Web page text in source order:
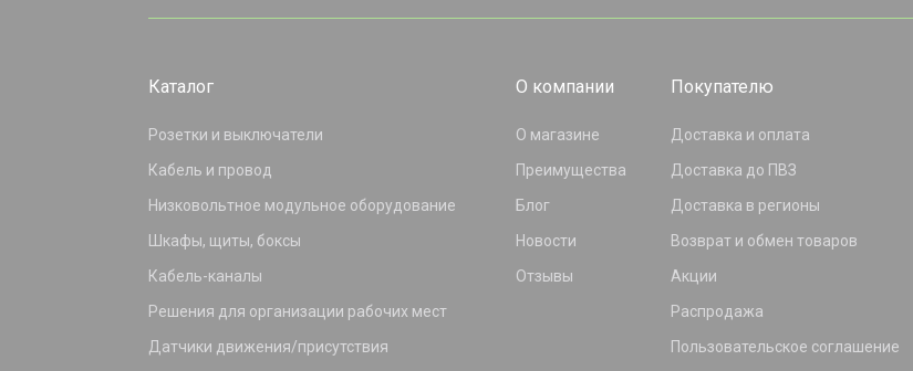
Каталог
Розетки и выключатели
Кабель и провод
Низковольтное модульное оборудование
Шкафы, щиты, боксы
Кабель-каналы
Решения для организации рабочих мест
Датчики движения/присутствия
О компании
О магазине
Преимущества
Блог
Новости
Отзывы
Покупателю
Доставка и оплата
Доставка до ПВЗ
Доставка в регионы
Возврат и обмен товаров
Акции
Распродажа
Пользовательское соглашение